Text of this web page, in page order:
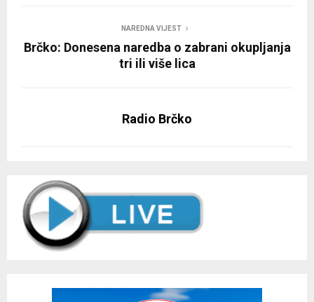
NAREDNA VIJEST
Brčko: Donesena naredba o zabrani okupljanja
tri ili više lica
Radio Brčko